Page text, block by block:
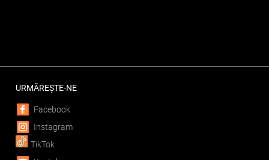
URMĂREȘTE-NE
Facebook
Instagram
TikTok